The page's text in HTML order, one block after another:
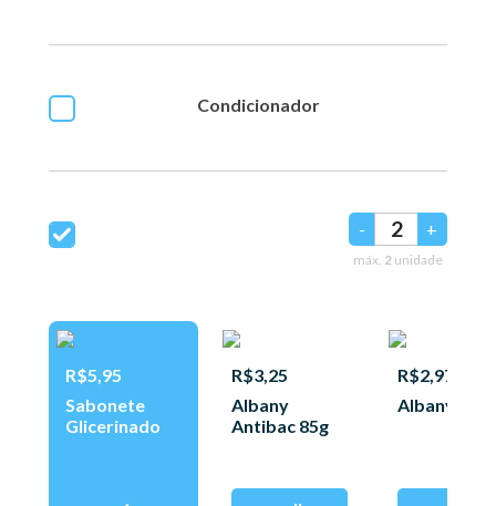
Condicionador
- +
máx. 2 unidade
R$5,95
Sabonete
Glicerinado
R$3,25
Albany
Antibac 85g
R$2,97
Albany 85g